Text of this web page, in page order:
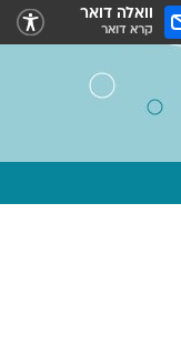
וואלה דואר
קרא דואר